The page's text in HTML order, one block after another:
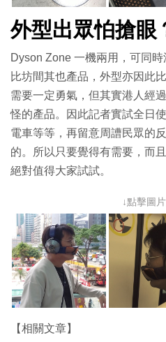
外型出眾怕搶眼
Dyson Zone 一機兩用，可同
比坊間其也產品，外型亦因此
需要一定勇氣，但其實港人經
怪的產品。因此記者實試全日
電車等等，再留意周䜊民眾的
的。所以只要覺得有需要，而
絕對值得大家試試。
↓點擊圖
【相關文章】